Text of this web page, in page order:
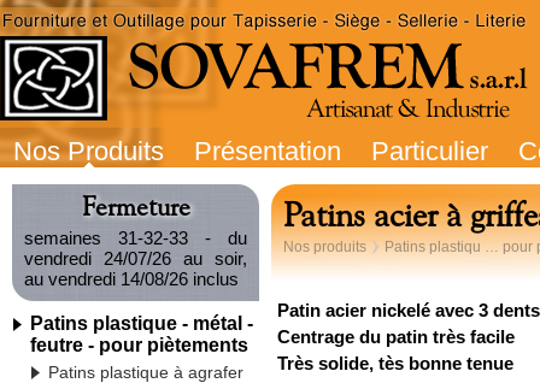
Nos Produits Présentation Particulier
Fermeture
semaines 31-32-33 - du
vendredi 24/07/26 au soir,
au vendredi 14/08/26 inclus
Patins plastique - métal -
feutre - pour piètements
Patins plastique à agrafer
Patins acier à
Nos produits Patins plastiqu … pour
Patin acier nickelé avec 3 dents
Centrage du patin très facile
Très solide, tès bonne tenue